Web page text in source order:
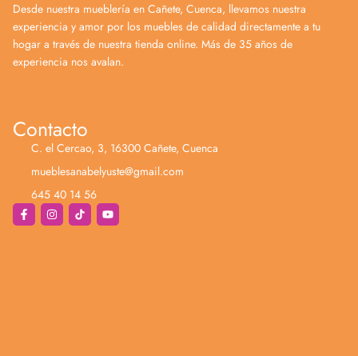
Desde nuestra mueblería en Cañete, Cuenca, llevamos nuestra
experiencia y amor por los muebles de calidad directamente a tu
hogar a través de nuestra tienda online. Más de 35 años de
experiencia nos avalan.
Contacto
C. el Cercao, 3, 16300 Cañete, Cuenca
mueblesanabelyuste@gmail.com
645 40 14 56